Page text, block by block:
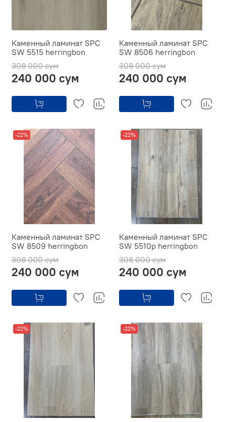
Каменный ламинат SPC
SW 5515 herringbon
308 000 сум
240 000 сум
Каменный ламинат SPC
SW 8506 herringbon
308 000 сум
240 000 сум
-22%
Каменный ламинат SPC
SW 8509 herringbon
308 000 сум
240 000 сум
-22%
Каменный ламинат SPC
SW 5510p herringbon
308 000 сум
240 000 сум
-22% -22%